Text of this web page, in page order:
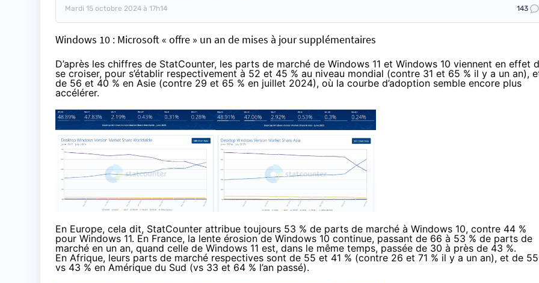
Mardi 15 octobre 2024 à 17h14 143
Windows 10 : Microsoft « offre » un an de mises à jour supplémentaires
D’après les chiffres de StatCounter, les parts de marché de Windows 11 et Windows 10 viennent en effet
se croiser, pour s’établir respectivement à 52 et 45 % au niveau mondial (contre 31 et 65 % il y a un an),
de 56 et 40 % en Asie (contre 29 et 65 % en juillet 2024), où la courbe d’adoption semble encore plus
accélérer.
En Europe, cela dit, StatCounter attribue toujours 53 % de parts de marché à Windows 10, contre 44 %
pour Windows 11. En France, la lente érosion de Windows 10 continue, passant de 66 à 53 % de parts de
marché en un an, quand celle de Windows 11 est, dans le même temps, passée de 30 à près de 43 %.
En Afrique, leurs parts de marché respectives sont de 55 et 41 % (contre 26 et 71 % il y a un an), et de 55
vs 43 % en Amérique du Sud (vs 33 et 64 % l’an passé).